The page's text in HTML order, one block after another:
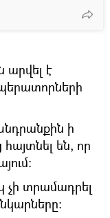
արվել է
ի
են, որ
տրամադրել